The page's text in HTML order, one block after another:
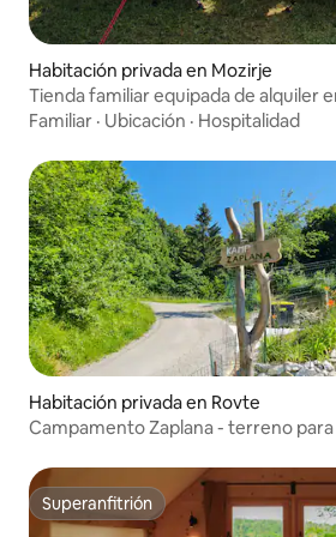
Habitación privada en Mozirje
Tienda familiar equipada de alquiler
Familiar · Ubicación · Hospitalidad
Habitación privada en Rovte
Campamento Zaplana - terreno
Superanfitrión
Superanfitrión